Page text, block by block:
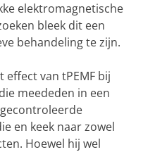
elektromagnetische
bleek dit een
behandeling te zijn.
van tPEMF bij
meededen in een
en keek naar zowel
Hoewel hij wel